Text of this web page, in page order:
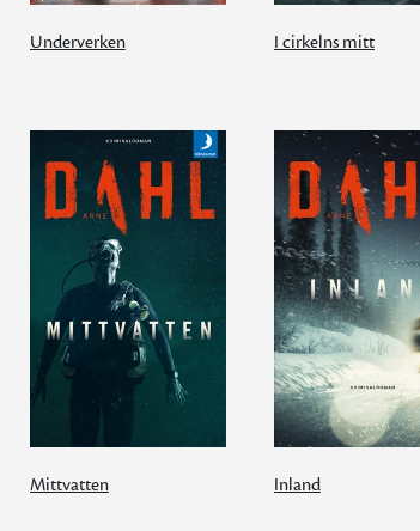
Underverken I cirkelns mitt
Mittvatten Inland